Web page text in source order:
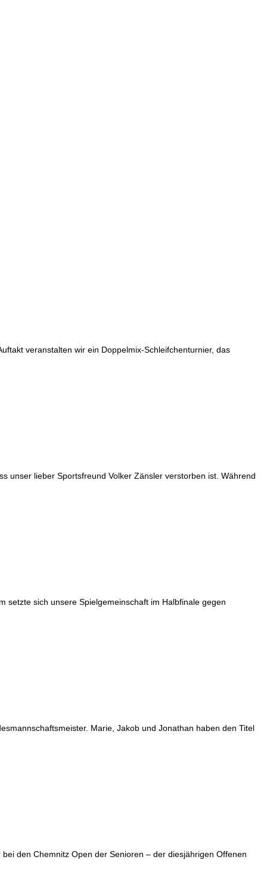
veranstalten wir ein Doppelmix-Schleifchenturnier, das
unser lieber Sportsfreund Volker Zänsler verstorben ist. Während
setzte sich unsere Spielgemeinschaft im Halbfinale gegen
Marie, Jakob und Jonathan haben den Titel
den Chemnitz Open der Senioren – der diesjährigen Offenen